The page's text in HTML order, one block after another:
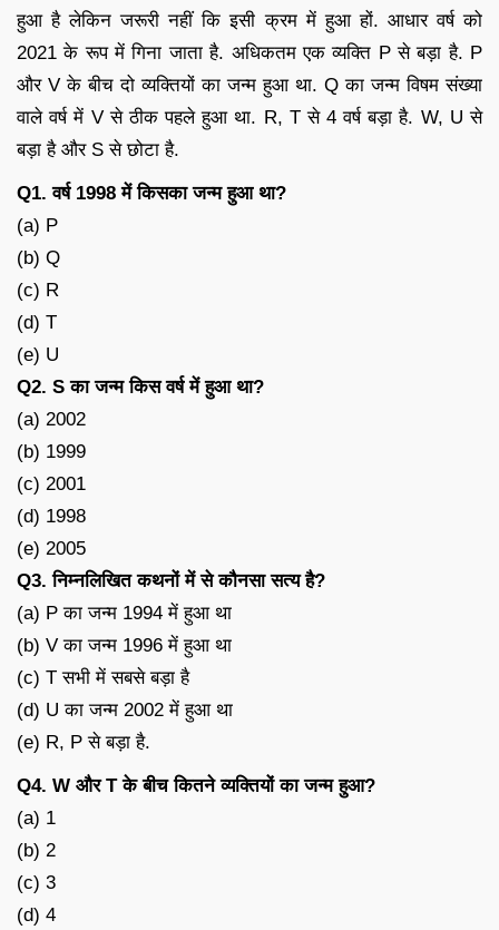
हुआ है लेकिन जरूरी नहीं कि इसी क्रम में हुआ हों. आधार वर्ष को
2021 के रूप में गिना जाता है. अधिकतम एक व्यक्ति P से बड़ा है. P
और V के बीच दो व्यक्तियों का जन्म हुआ था. Q का जन्म विषम संख्या
वाले वर्ष में V से ठीक पहले हुआ था. R, T से 4 वर्ष बड़ा है. W, U से
बड़ा है और S से छोटा है.
Q1. वर्ष 1998 में किसका जन्म हुआ था?
(a) P
(b) Q
(c) R
(d) T
(e) U
Q2. S का जन्म किस वर्ष में हुआ था?
(a) 2002
(b) 1999
(c) 2001
(d) 1998
(e) 2005
Q3. निम्नलिखित कथनों में से कौनसा सत्य है?
(a) P का जन्म 1994 में हुआ था
(b) V का जन्म 1996 में हुआ था
(c) T सभी में सबसे बड़ा है
(d) U का जन्म 2002 में हुआ था
(e) R, P से बड़ा है.
Q4. W और T के बीच कितने व्यक्तियों का जन्म हुआ?
(a) 1
(b) 2
(c) 3
(d) 4